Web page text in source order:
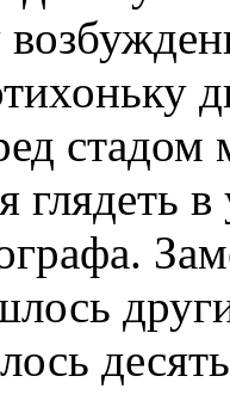
стадом
глядеть в
десять